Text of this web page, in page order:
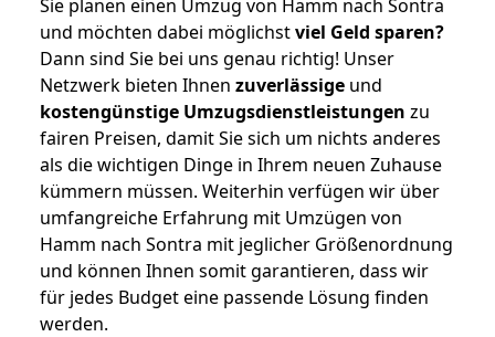
Sie planen einen Umzug von Hamm nach Sontra
und möchten dabei möglichstviel Geld sparen?
Dann sind Sie bei uns genau richtig! Unser
Netzwerk bieten Ihnen zuverlässige und
kostengünstige Umzugsdienstleistungen zu
fairen Preisen, damit Sie sich um nichts anderes
als die wichtigen Dinge in Ihrem neuen Zuhause
kümmern müssen. Weiterhin verfügen wir über
umfangreiche Erfahrung mit Umzügen von
Hamm nach Sontra mit jeglicher Größenordnung
und können Ihnen somit garantieren, dass wir
für jedes Budget eine passende Lösung finden
werden.